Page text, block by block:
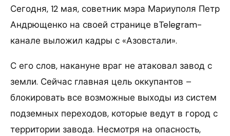
Сегодня, 12 мая, советник мэра Мариуполя Петр
Андрющенко на своей странице вTelegram-
канале выложил кадры с «Азовстали».
С его слов, накануне враг не атаковал завод с
земли. Сейчас главная цель оккупантов –
блокировать все возможные выходы из систем
подземных переходов, которые ведут в город с
территории завода. Несмотря на опасность,